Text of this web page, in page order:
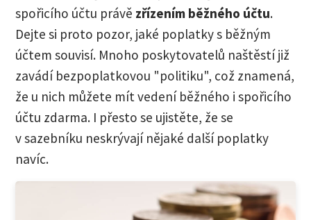
spořicího účtu právě zřízením běžného účtu.
Dejte si proto pozor, jaké poplatky s běžným
účtem souvisí. Mnoho poskytovatelů naštěstí již
zavádí bezpoplatkovou "politiku", což znamená,
že u nich můžete mít vedení běžného i spořicího
účtu zdarma. I přesto se ujistěte, že se
v sazebníku neskrývají nějaké další poplatky
navíc.